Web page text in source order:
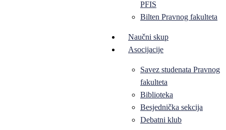
PFIS
Bilten Pravnog fakulteta
Naučni skup
Asocijacije
Savez studenata Pravnog
fakulteta
Biblioteka
Besjednička sekcija
Debatni klub